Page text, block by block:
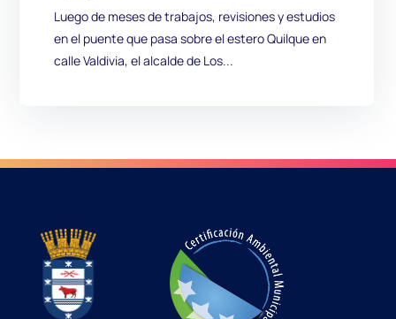
Luego de meses de trabajos, revisiones y estudios
en el puente que pasa sobre el estero Quilque en
calle Valdivia, el alcalde de Los...